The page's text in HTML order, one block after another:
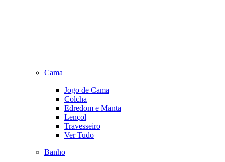
Cama
Jogo de Cama
Colcha
Edredom e Manta
Lençol
Travesseiro
Ver Tudo
Banho